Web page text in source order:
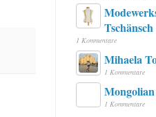
Tschänsch
1 Kommentare
Mihaela
1 Kommentare
Mongolian
1 Kommentare